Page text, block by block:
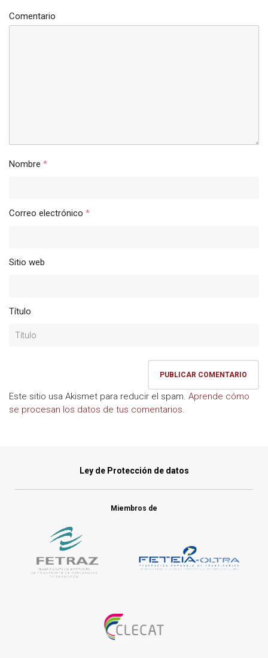
Comentario
Nombre *
Correo electrónico *
Sitio web
Título
Este sitio usa Akismet para reducir el spam. Aprende cómo
se procesan los datos de tus comentarios.
Ley de Protección de datos
Miembros de